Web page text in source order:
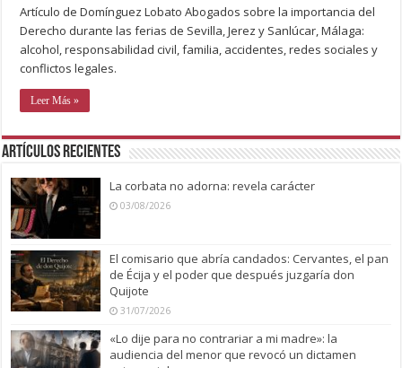
Artículo de Domínguez Lobato Abogados sobre la importancia del
Derecho durante las ferias de Sevilla, Jerez y Sanlúcar, Málaga:
alcohol, responsabilidad civil, familia, accidentes, redes sociales y
conflictos legales.
Leer Más »
Artículos recientes
La corbata no adorna: revela carácter
03/08/2026
El comisario que abría candados: Cervantes, el pan
de Écija y el poder que después juzgaría don
Quijote
31/07/2026
«Lo dije para no contrariar a mi madre»: la
audiencia del menor que revocó un dictamen